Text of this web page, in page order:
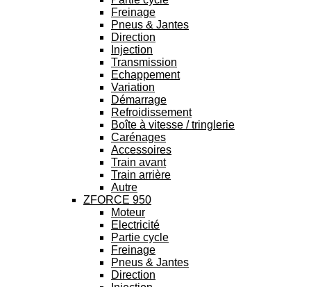
Freinage
Pneus & Jantes
Direction
Injection
Transmission
Echappement
Variation
Démarrage
Refroidissement
Boîte à vitesse / tringlerie
Carénages
Accessoires
Train avant
Train arrière
Autre
ZFORCE 950
Moteur
Electricité
Partie cycle
Freinage
Pneus & Jantes
Direction